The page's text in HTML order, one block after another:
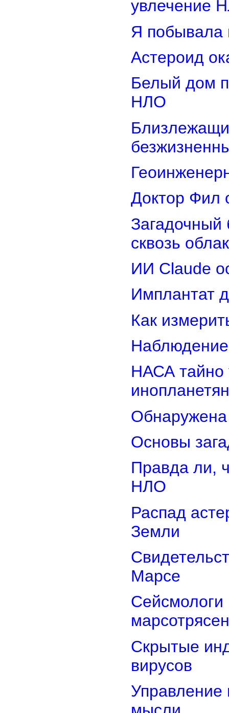
увлечение
Я побывала
Астероид
Белый дом
НЛО
Доктор Фил
Загадочный
сквозь
ИИ Claude
Имплантат
Как
НАСА тайно
инопланетян
Обнаружена
Основы
Правда ли,
НЛО
Распад
Земли
Марсе
Сейсмологи
Скрытые
вирусов
Управление